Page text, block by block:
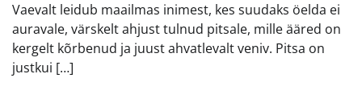
Vaevalt leidub maailmas inimest, kes suudaks öelda ei
auravale, värskelt ahjust tulnud pitsale, mille ääred on
kergelt kõrbenud ja juust ahvatlevalt veniv. Pitsa on
justkui […]